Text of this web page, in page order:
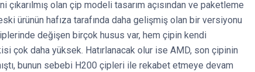
olan çip modeli tasarım açısından ve paketleme
ürünün hafıza tarafında daha gelişmiş olan bir versiyonu
değişen birçok husus var, hem çipin kendi
çok daha yüksek. Hatırlanacak olur ise AMD, son çipinin
bunun sebebi H200 çipleri ile rekabet etmeye devam